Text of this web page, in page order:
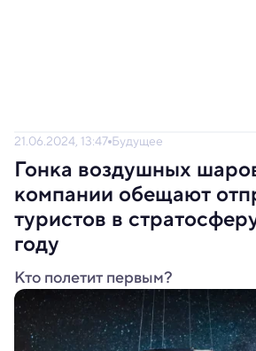
21.06.2024, 13:47 Будущее
Гонка воздушных
компании обещают
туристов в
году
Кто полетит первым?